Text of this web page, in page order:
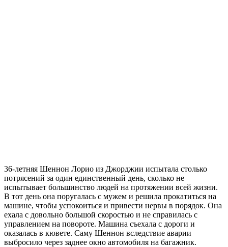
36-летняя Шеннон Лорио из Джорджии испытала столько
потрясений за один единственный день, сколько не
испытывает большинство людей на протяжении всей жизни.
В тот день она поругалась с мужем и решила прокатиться на
машине, чтобы успокоиться и привести нервы в порядок. Она
ехала с довольно большой скоростью и не справилась с
управлением на повороте. Машина съехала с дороги и
оказалась в кювете. Саму Шеннон вследствие аварии
выбросило через заднее окно автомобиля на багажник.